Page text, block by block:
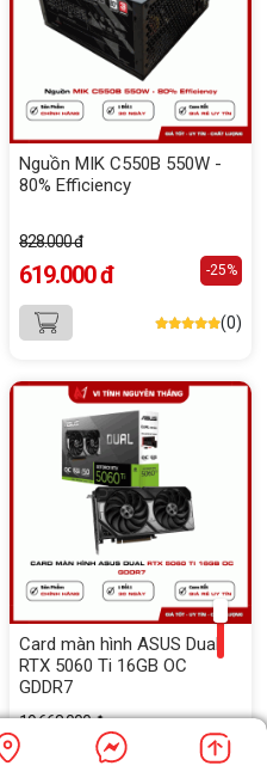
Nguồn MIK C550B 550W -
80% Efficiency
828.000 đ
619.000 đ -25%
(0)
Card màn hình ASUS Dual
RTX 5060 Ti 16GB OC
GDDR7
19.668.000 đ
16.390.000 đ -17%